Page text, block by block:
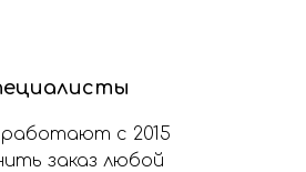
с 2015
заказ любой